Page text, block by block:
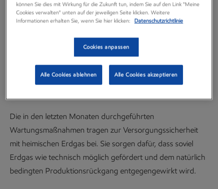
Neuigkeiten
21 Juli, 2022
Nun wird mit einer Anlage mit einem aufgewickelten
Stahlrohr (sog. Coiled Tubing) die Bohrlochsicherung
Die in den letzten Monaten durchgeführten
Wartungsmaßnahmen tragen zur Versorgungssicherheit
mit heimischen Erdgas bei. Sie sorgen dafür, dass soviel
Erdgas wie technisch möglich gefördert und dem natürlich
bedingten Produktionsrückgang entgegengewirkt wird.
können Sie dies mit Wirkung für die Zukunft tun, indem Sie auf den Link "Meine
Cookies verwalten" unten auf der jeweiligen Seite klicken. Weitere
Informationen erhalten Sie, wenn Sie hier klicken:
Datenschutzrichtlinie
Cookies anpassen
Alle Cookies ablehnen Alle Cookies akzeptieren